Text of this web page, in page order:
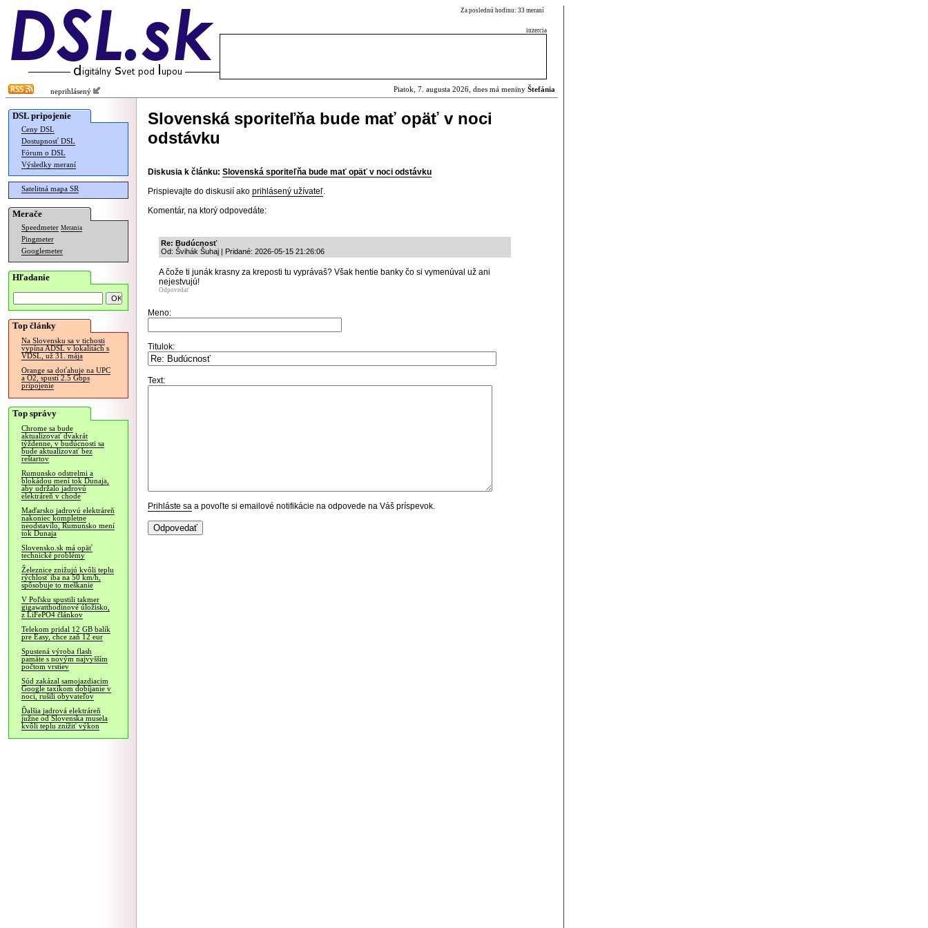
Za poslednú hodinu: 33 meraní
inzercia
neprihlásený Piatok, 7. augusta 2026, dnes má meniny Štefánia
DSL pripojenie
Ceny DSL
Dostupnosť DSL
Fórum o DSL
Výsledky meraní
Satelitná mapa SR
Merače
Speedmeter Merania
Pingmeter
Googlemeter
Hľadanie
Top články
Na Slovensku sa v tichosti
vypína ADSL v lokalitách s
VDSL, už 31. mája
Orange sa doťahuje na UPC
a O2, spustí 2.5 Gbps
pripojenie
Top správy
Chrome sa bude
aktualizovať dvakrát
týždenne, v budúcnosti sa
bude aktualizovať bez
reštartov
Rumunsko odstrelmi a
blokádou mení tok Dunaja,
aby udržalo jadrovú
elektráreň v chode
Maďarsko jadrovú elektráreň
nakoniec kompletne
neodstavilo, Rumunsko mení
tok Dunaja
Slovensko.sk má opäť
technické problémy
Železnice znižujú kvôli teplu
rýchlosť iba na 50 km/h,
spôsobuje to meškanie
V Poľsku spustili takmer
gigawatthodinové úložisko,
z LiFePO4 článkov
Telekom pridal 12 GB balík
pre Easy, chce zaň 12 eur
Spustená výroba flash
pamäte s novým najvyšším
počtom vrstiev
Súd zakázal samojazdiacim
Google taxíkom dobíjanie v
noci, rušili obyvateľov
Ďalšia jadrová elektráreň
južne od Slovenska musela
kvôli teplu znížiť výkon
Slovenská sporiteľňa bude mať opäť v noci
odstávku
Diskusia k článku: Slovenská sporiteľňa bude mať opäť v noci odstávku
Prispievajte do diskusií ako prihlásený užívateľ.
Komentár, na ktorý odpovedáte:
Re: Budúcnosť
Od: Švihák Šuhaj | Pridané: 2026-05-15 21:26:06
A čože ti junák krasny za kreposti tu vyprávaš? Však hentie banky čo si vymenúval už ani
nejestvujú!
Odpovedať
Meno:
Titulok:
Text:
Prihláste sa a povoľte si emailové notifikácie na odpovede na Váš príspevok.